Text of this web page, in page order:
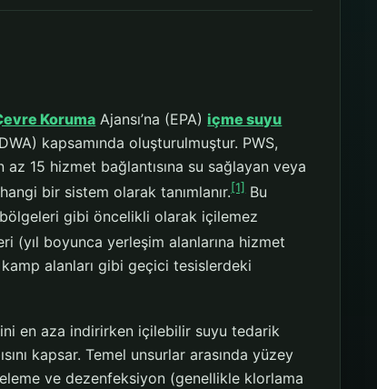
Koruma Ajansı’na (EPA) içme suyu
kapsamında oluşturulmuştur. PWS,
15 hizmet bağlantısına su sağlayan veya
bir sistem olarak tanımlanır.[1] Bu
gibi öncelikli olarak içilemez
(yıl boyunca yerleşim alanlarına hizmet
alanları gibi geçici tesislerdeki
en aza indirirken içilebilir suyu tedarik
kapsar. Temel unsurlar arasında yüzey
ve dezenfeksiyon (genellikle klorlama